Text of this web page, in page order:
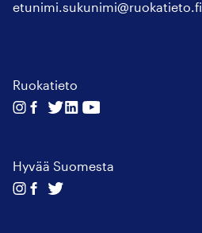
etunimi.sukunimi@ruokatieto.fi
Ruokatieto
Seuraa
Seuraa
Seuraa
SeuraaSeuraa
Hyvää Suomesta
Seuraa
SeuraaSeuraa